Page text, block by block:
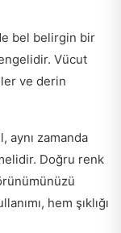
bel belirgin bir
Vücut
ve derin
aynı zamanda
Doğru renk
hem şıklığı